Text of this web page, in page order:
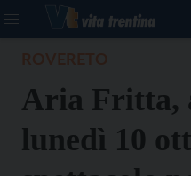
Aria Fritta,
lunedì 10